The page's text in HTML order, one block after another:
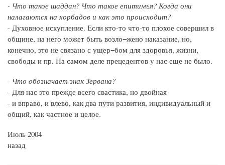
- Что такое шаддан? Что такое епитимья? Когда они
налагаются на хорбадов и как это происходит?
- Духовное искупление. Если кто-то что-то плохое совершил в
общине, на него может быть возло¬жено наказание, но,
конечно, это не связано с ущер¬бом для здоровья, жизни,
свободы и пр. На самом деле прецедентов у нас еще не было.
- Что обозначает знак Зервана?
- Для нас это прежде всего свастика, но двойная
- и вправо, и влево, как два пути развития, индивидуальный и
общий, как частное и целое.
Июль 2004
назад